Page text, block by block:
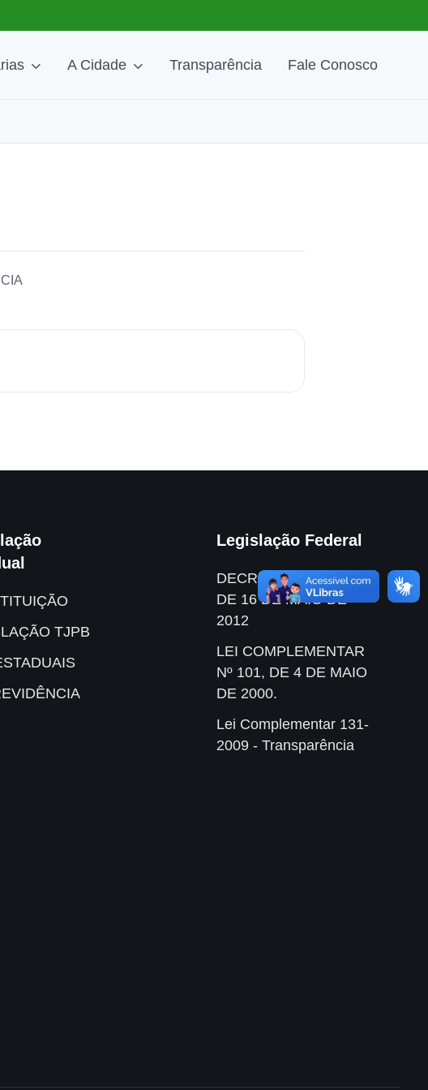
A Cidade Transparência Fale Conosco
TJPB
Legislação Federal
DECRETO Nº 7.724,
DE 16 DE MAIO DE
2012
LEI COMPLEMENTAR
Nº 101, DE 4 DE MAIO
DE 2000.
Lei Complementar 131-
2009 - Transparência